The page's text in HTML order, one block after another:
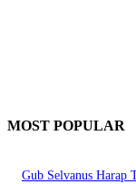
MOST POPULAR
Gub Selvanus Harap